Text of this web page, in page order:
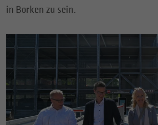
in Borken zu sein.